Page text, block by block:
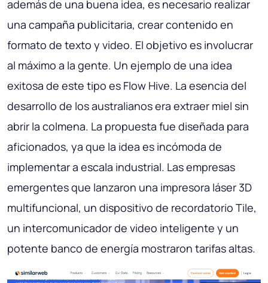
además de una buena idea, es necesario realizar
una campaña publicitaria, crear contenido en
formato de texto y video. El objetivo es involucrar
al máximo a la gente. Un ejemplo de una idea
exitosa de este tipo es Flow Hive. La esencia del
desarrollo de los australianos era extraer miel sin
abrir la colmena. La propuesta fue diseñada para
aficionados, ya que la idea es incómoda de
implementar a escala industrial. Las empresas
emergentes que lanzaron una impresora láser 3D
multifuncional, un dispositivo de recordatorio Tile,
un intercomunicador de video inteligente y un
potente banco de energía mostraron tarifas altas.